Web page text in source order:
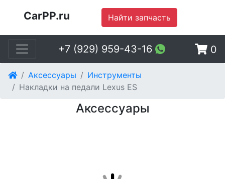
CarPP.ru Найти запчасть
+7 (929) 959-43-16 0
Аксессуары
Инструменты
Накладки на педали Lexus ES
Аксессуары